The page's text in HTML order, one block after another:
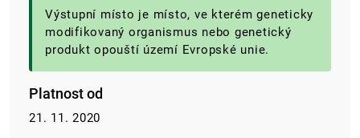
Výstupní místo je místo, ve kterém geneticky
modifikovaný organismus nebo genetický
produkt opouští území Evropské unie.
Platnost od
21. 11. 2020